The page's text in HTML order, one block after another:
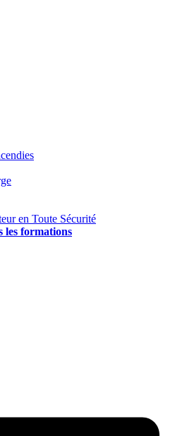
en Toute Sécurité
les formations